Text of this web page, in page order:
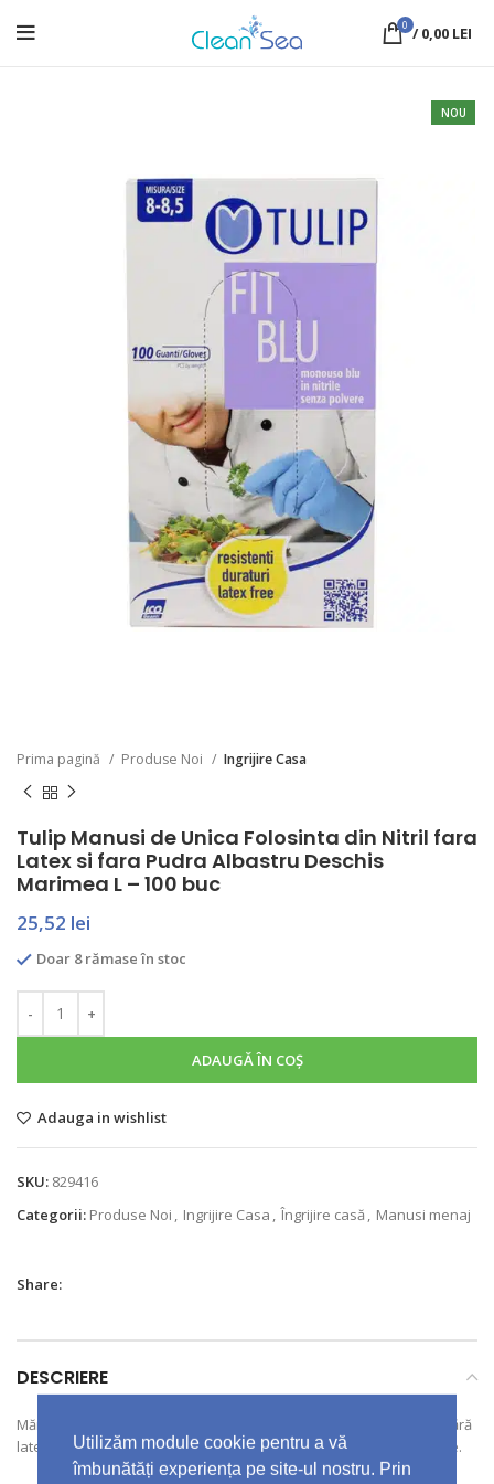
Utilizăm module cookie pentru a vă
îmbunătăți experiența pe site-ul nostru. Prin
0 / 0,00 LEI
NOU
Prima pagină Produse Noi Ingrijire Casa
Tulip Manusi de Unica Folosinta din Nitril fara
Latex si fara Pudra Albastru Deschis
Marimea L – 100 buc
25,52 lei
Doar 8 rămase în stoc
ADAUGĂ ÎN COȘ
Adauga in wishlist
SKU: 829416
Categorii: Produse Noi Ingrijire Casa Îngrijire casă Manusi menaj
Share:
DESCRIERE
Mănuși de unică folosință din nitril, rezistente și de lungă durată, fără
latex, de culoare albastru deschis, cu margine rezistentă la rupere.